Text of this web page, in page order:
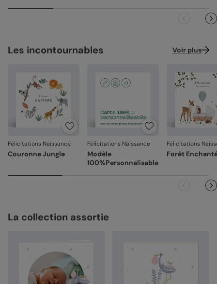
Les incontournables Voir plus
Félicitations Naissance
Couronne Jungle
Félicitations Naissance
Modèle
100%Personnalisable
Félicitations
Forêt
La collection assortie